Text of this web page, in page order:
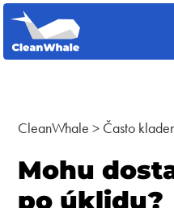
CleanWhale > Často
Mohu
po úklidu?